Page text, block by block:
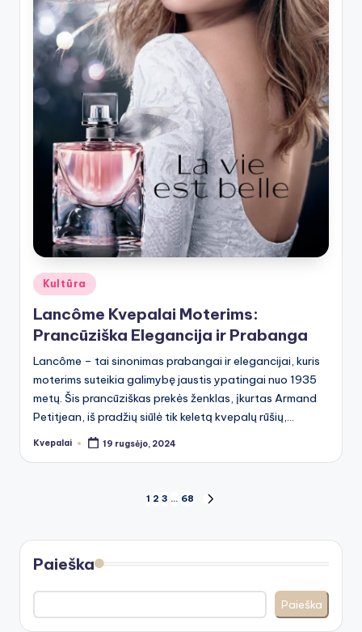
Posted
in
Kultūra
Lancôme Kvepalai Moterims:
Prancūziška Elegancija ir Prabanga
Lancôme – tai sinonimas prabangai ir elegancijai, kuris
moterims suteikia galimybę jaustis ypatingai nuo 1935
metų. Šis prancūziškas prekės ženklas, įkurtas Armand
Petitjean, iš pradžių siūlė tik keletą kvepalų rūšių,…
Posted
Kvepalai 19 rugsėjo, 2024
puslapiavimas
1 2 3 … 68
Paieška
Paieška